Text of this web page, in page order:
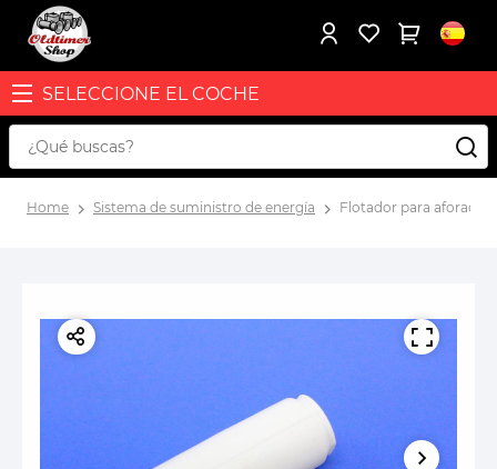
SELECCIONE EL COCHE
Home Sistema de suministro de energía Flotador para aforador